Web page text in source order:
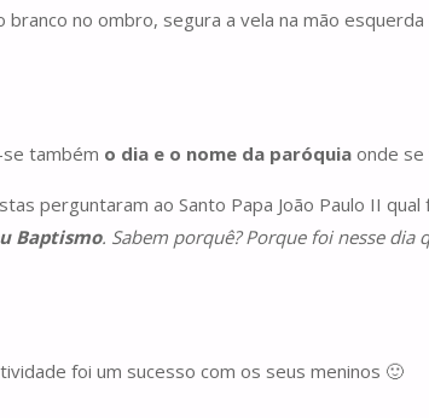
branco no ombro, segura a vela na mão
também o dia e o nome da paróquia onde se
perguntaram ao Santo Papa João Paulo II
Baptismo. Sabem porquê? Porque foi nesse
foi um sucesso com os seus meninos 🙂